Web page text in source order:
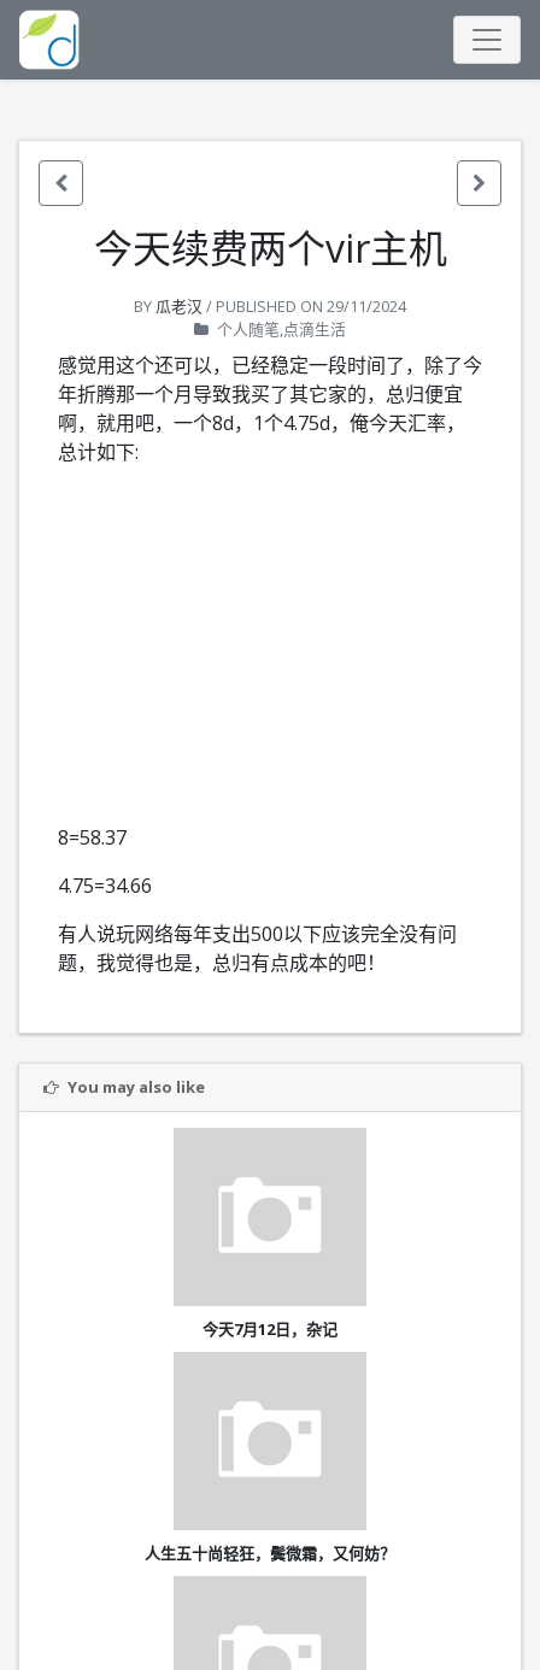
今天续费两个vir主机
BY 瓜老汉 / PUBLISHED ON 29/11/2024
个人随笔,点滴生活
感觉用这个还可以，已经稳定一段时间了，除了今
年折腾那一个月导致我买了其它家的，总归便宜
啊，就用吧，一个8d，1个4.75d，俺今天汇率，
总计如下:
8=58.37
4.75=34.66
有人说玩网络每年支出500以下应该完全没有问
题，我觉得也是，总归有点成本的吧！
You may also like
今天7月12日，杂记
人生五十尚轻狂，鬓微霜，又何妨？